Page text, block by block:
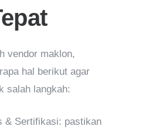
vendor maklon,
hal berikut agar
salah langkah:
& Sertifikasi: pastikan